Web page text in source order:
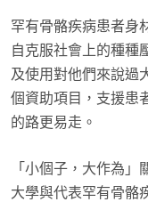
罕有骨骼疾病患者身
自克服社會上的種種
及使用對他們來說過
個資助項目，支援患
的路更易走。
「小個子，大作為
大學與代表罕有骨骼